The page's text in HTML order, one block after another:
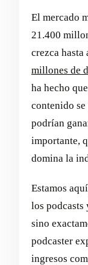
El mercado
21.400
crezca hasta
millones de
ha hecho
contenido
podrían
importante,
domina la
Estamos
los podcasts
sino
podcaster
ingresos